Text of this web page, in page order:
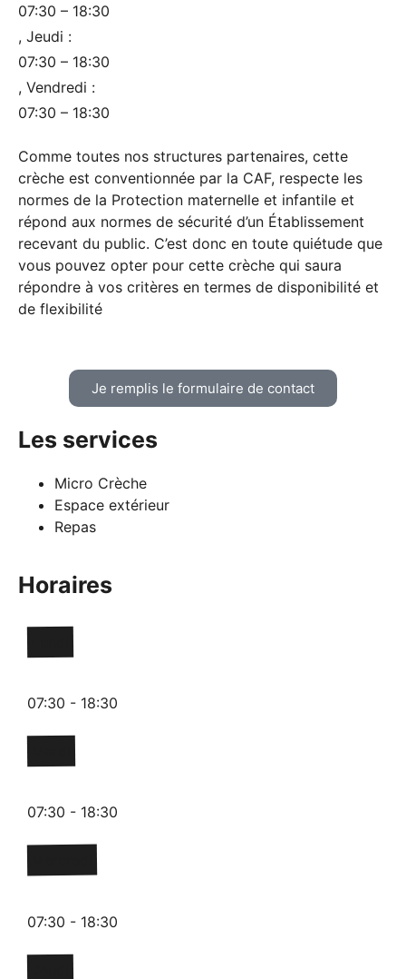
07:30 – 18:30
, Jeudi :
07:30 – 18:30
, Vendredi :
07:30 – 18:30
Comme toutes nos structures partenaires, cette
crèche est conventionnée par la CAF, respecte les
normes de la Protection maternelle et infantile et
répond aux normes de sécurité d’un Établissement
recevant du public. C’est donc en toute quiétude que
vous pouvez opter pour cette crèche qui saura
répondre à vos critères en termes de disponibilité et
de flexibilité
Je remplis le formulaire de contact
Les services
Micro Crèche
Espace extérieur
Repas
Horaires
07:30 - 18:30
07:30 - 18:30
07:30 - 18:30